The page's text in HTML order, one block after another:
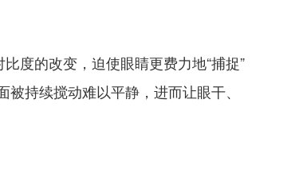
度的改变，迫使眼睛更费力地“捕捉”
持续搅动难以平静，进而让眼干、